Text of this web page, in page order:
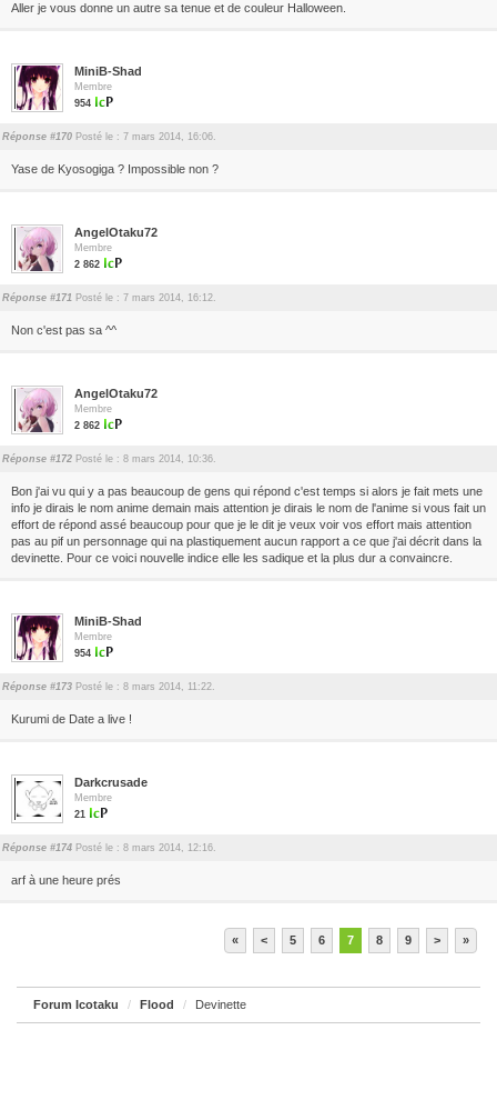
Aller je vous donne un autre sa tenue et de couleur Halloween.
MiniB-Shad
Membre
954
Réponse #170 Posté le : 7 mars 2014, 16:06.
Yase de Kyosogiga ? Impossible non ?
AngelOtaku72
Membre
2 862
Réponse #171 Posté le : 7 mars 2014, 16:12.
Non c'est pas sa ^^
AngelOtaku72
Membre
2 862
Réponse #172 Posté le : 8 mars 2014, 10:36.
Bon j'ai vu qui y a pas beaucoup de gens qui répond c'est temps si alors je fait mets une
info je dirais le nom anime demain mais attention je dirais le nom de l'anime si vous fait un
effort de répond assé beaucoup pour que je le dit je veux voir vos effort mais attention
pas au pif un personnage qui na plastiquement aucun rapport a ce que j'ai décrit dans la
devinette. Pour ce voici nouvelle indice elle les sadique et la plus dur a convaincre.
MiniB-Shad
Membre
954
Réponse #173 Posté le : 8 mars 2014, 11:22.
Kurumi de Date a live !
Darkcrusade
Membre
21
Réponse #174 Posté le : 8 mars 2014, 12:16.
arf à une heure prés
« < 5 6 7 8 9 > »
Forum Icotaku Flood Devinette